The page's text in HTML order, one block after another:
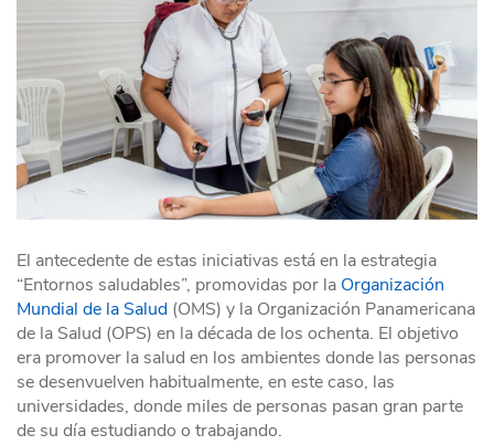
El antecedente de estas iniciativas está en la estrategia
“Entornos saludables”, promovidas por la Organización
Mundial de la Salud (OMS) y la Organización Panamericana
de la Salud (OPS) en la década de los ochenta. El objetivo
era promover la salud en los ambientes donde las personas
se desenvuelven habitualmente, en este caso, las
universidades, donde miles de personas pasan gran parte
de su día estudiando o trabajando.